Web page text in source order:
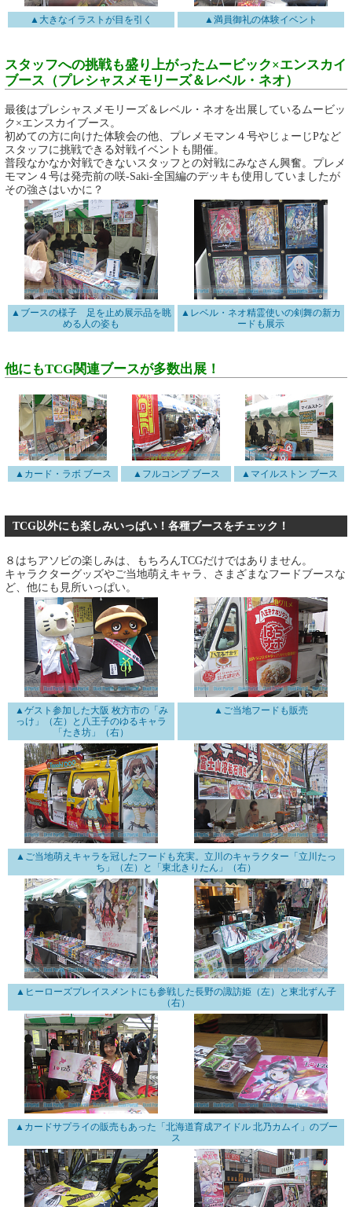
▲大きなイラストが目を引く ▲満員御礼の体験イベント
スタッフへの挑戦も盛り上がったムービック×エンスカイ
ブース（プレシャスメモリーズ＆レベル・ネオ）
最後はプレシャスメモリーズ＆レベル・ネオを出展しているムービッ
ク×エンスカイブース。
初めての方に向けた体験会の他、プレメモマン４号やじょーじPなど
スタッフに挑戦できる対戦イベントも開催。
普段なかなか対戦できないスタッフとの対戦にみなさん興奮。プレメ
モマン４号は発売前の咲-Saki-全国編のデッキも使用していましたが
その強さはいかに？
▲ブースの様子 足を止め展示品を眺
める人の姿も
▲レベル・ネオ精霊使いの剣舞の新カ
ードも展示
他にもTCG関連ブースが多数出展！
▲カード・ラボ ブース ▲フルコンプ ブース ▲マイルストン ブース
TCG以外にも楽しみいっぱい！各種ブースをチェック！
８はちアソビの楽しみは、もちろんTCGだけではありません。
キャラクターグッズやご当地萌えキャラ、さまざまなフードブースな
ど、他にも見所いっぱい。
▲ゲスト参加した大阪 枚方市の「み
っけ」（左）と八王子のゆるキャラ
「たき坊」（右）
▲ご当地フードも販売
▲ご当地萌えキャラを冠したフードも充実。立川のキャラクター「立川たっ
ち」（左）と「東北きりたん」（右）
▲ヒーローズプレイスメントにも参戦した長野の諏訪姫（左）と東北ずん子
（右）
▲カードサプライの販売もあった「北海道育成アイドル 北乃カムイ」のブー
ス